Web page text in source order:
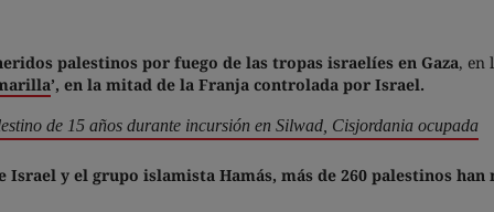
palestinos por fuego de las tropas israelíes en Gaza, en
’, en la mitad de la Franja controlada por Israel.
de 15 años durante incursión en Silwad, Cisjordania ocupada
y el grupo islamista Hamás, más de 260 palestinos